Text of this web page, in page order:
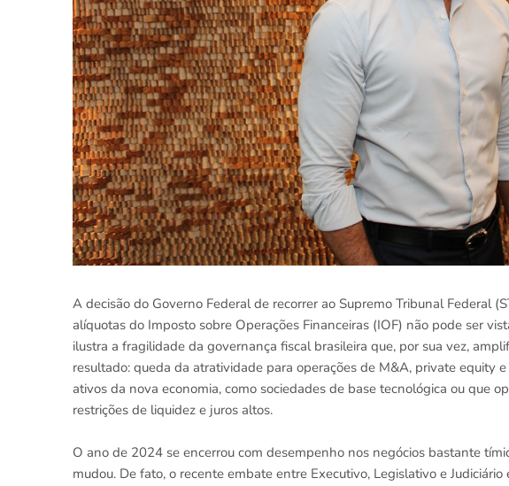
A decisão do Governo Federal de recorrer ao Supremo Tribunal Federal
alíquotas do Imposto sobre Operações Financeiras (IOF) não pode ser
ilustra a fragilidade da governança fiscal brasileira que, por sua vez,
resultado: queda da atratividade para operações de M&A, private equity
ativos da nova economia, como sociedades de base tecnológica ou que
restrições de liquidez e juros altos.
O ano de 2024 se encerrou com desempenho nos negócios bastante
mudou. De fato, o recente embate entre Executivo, Legislativo e